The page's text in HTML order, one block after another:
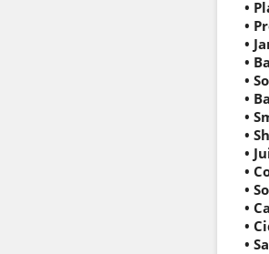
•
•
•
•
•
•
•
•
•
•
•
•
•
•